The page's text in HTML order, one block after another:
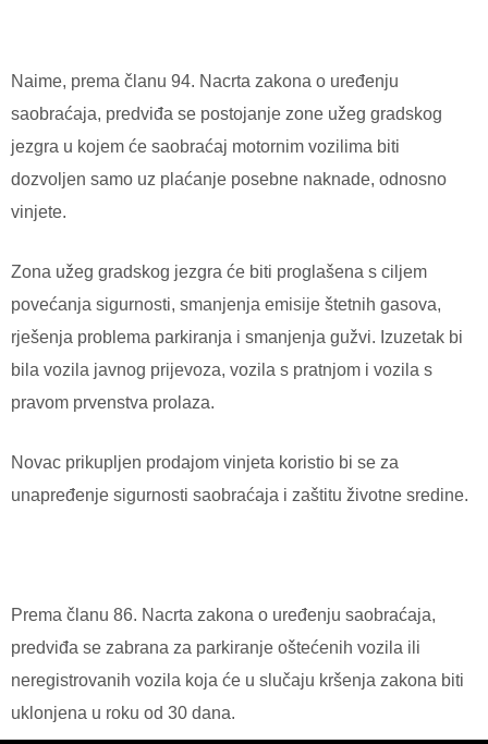
Naime, prema članu 94. Nacrta zakona o uređenju
saobraćaja, predviđa se postojanje zone užeg gradskog
jezgra u kojem će saobraćaj motornim vozilima biti
dozvoljen samo uz plaćanje posebne naknade, odnosno
vinjete.
Zona užeg gradskog jezgra će biti proglašena s ciljem
povećanja sigurnosti, smanjenja emisije štetnih gasova,
rješenja problema parkiranja i smanjenja gužvi. Izuzetak bi
bila vozila javnog prijevoza, vozila s pratnjom i vozila s
pravom prvenstva prolaza.
Novac prikupljen prodajom vinjeta koristio bi se za
unapređenje sigurnosti saobraćaja i zaštitu životne sredine.
Prema članu 86. Nacrta zakona o uređenju saobraćaja,
predviđa se zabrana za parkiranje oštećenih vozila ili
neregistrovanih vozila koja će u slučaju kršenja zakona biti
uklonjena u roku od 30 dana.